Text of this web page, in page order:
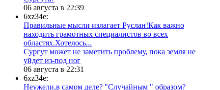
06 августа в 22:39
6xz34e:
Правильные мысли излагает Руслан!Как важно
находить грамотных специалистов во всех
областях.Хотелось...
Сургут может не заметить проблему, пока земля не
уйдет из-под ног
06 августа в 22:31
6xz34e:
Неужели,в самом деле? "Случайным " образом?